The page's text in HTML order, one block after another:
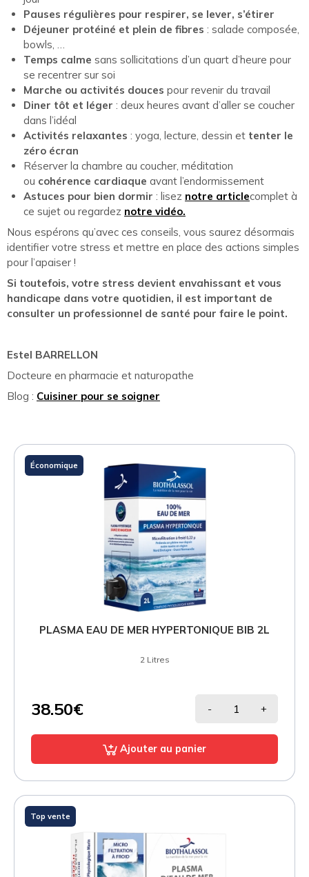
Pauses régulières pour respirer, se lever, s’étirer
Déjeuner protéiné et plein de fibres : salade composée,
bowls, …
Temps calme sans sollicitations d’un quart d’heure pour
se recentrer sur soi
Marche ou activités douces pour revenir du travail
Diner tôt et léger : deux heures avant d’aller se coucher
dans l’idéal
Activités relaxantes : yoga, lecture, dessin et tenter le
zéro écran
Réserver la chambre au coucher, méditation
ou cohérence cardiaque avant l’endormissement
Astuces pour bien dormir : lisez notre articlecomplet à
ce sujet ou regardez notre vidéo.
Nous espérons qu’avec ces conseils, vous saurez désormais
identifier votre stress et mettre en place des actions simples
pour l’apaiser !
Si toutefois, votre stress devient envahissant et vous
handicape dans votre quotidien, il est important de
consulter un professionnel de santé pour faire le point.
Estel BARRELLON
Docteure en pharmacie et naturopathe
Blog : Cuisiner pour se soigner
Économique
PLASMA EAU DE MER HYPERTONIQUE BIB 2L
2 Litres
38.50€ - +
Ajouter au panier
Top vente